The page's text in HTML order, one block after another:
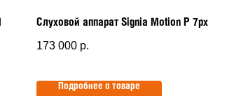
Слуховой аппарат Signia Motion P 7px
173 000 р.
Подробнее о товаре